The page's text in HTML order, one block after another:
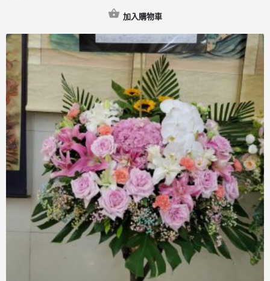
加入購物車